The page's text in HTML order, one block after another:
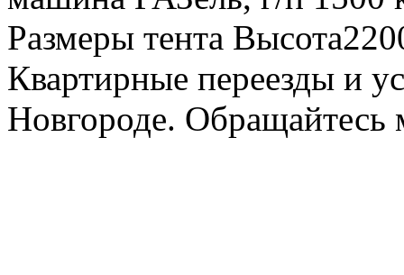
Размеры тента
Квартирные переезды и
Новгороде.